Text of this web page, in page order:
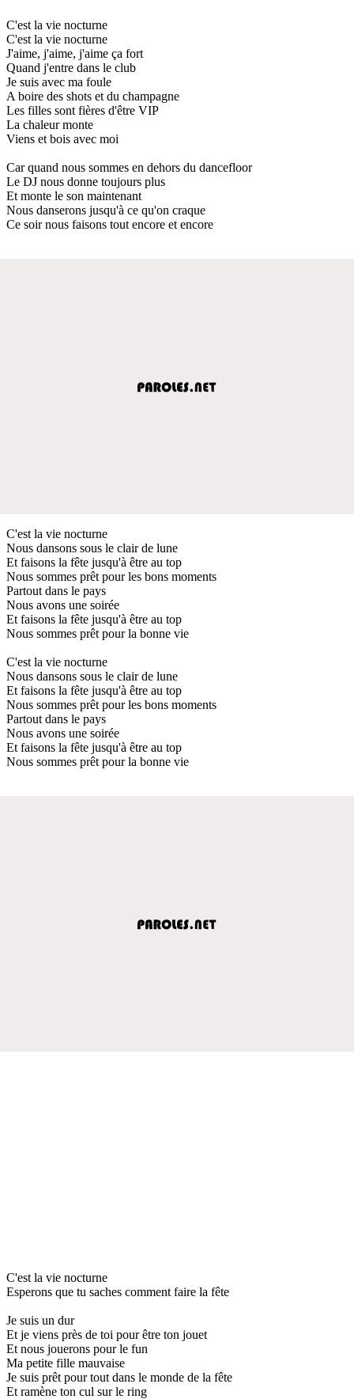
C'est la vie nocturne
C'est la vie nocturne
J'aime, j'aime, j'aime ça fort
Quand j'entre dans le club
Je suis avec ma foule
A boire des shots et du champagne
Les filles sont fières d'être VIP
La chaleur monte
Viens et bois avec moi
Car quand nous sommes en dehors du dancefloor
Le DJ nous donne toujours plus
Et monte le son maintenant
Nous danserons jusqu'à ce qu'on craque
Ce soir nous faisons tout encore et encore
C'est la vie nocturne
Nous dansons sous le clair de lune
Et faisons la fête jusqu'à être au top
Nous sommes prêt pour les bons moments
Partout dans le pays
Nous avons une soirée
Et faisons la fête jusqu'à être au top
Nous sommes prêt pour la bonne vie
C'est la vie nocturne
Nous dansons sous le clair de lune
Et faisons la fête jusqu'à être au top
Nous sommes prêt pour les bons moments
Partout dans le pays
Nous avons une soirée
Et faisons la fête jusqu'à être au top
Nous sommes prêt pour la bonne vie
C'est la vie nocturne
Esperons que tu saches comment faire la fête
Je suis un dur
Et je viens près de toi pour être ton jouet
Et nous jouerons pour le fun
Ma petite fille mauvaise
Je suis prêt pour tout dans le monde de la fête
Et ramène ton cul sur le ring